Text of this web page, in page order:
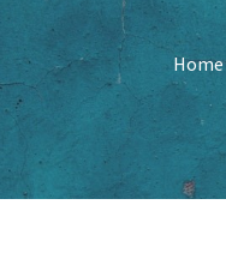
Home